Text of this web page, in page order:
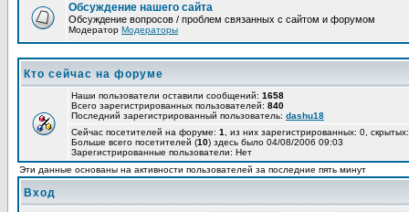
Обсуждение нашего сайта
Обсуждение вопросов / проблем связанных с сайтом и форумом
Модератор Модераторы
Кто сейчас на форуме
Наши пользователи оставили сообщений: 1658
Всего зарегистрированных пользователей: 840
Последний зарегистрированный пользователь: dashu18
Сейчас посетителей на форуме: 1
, из них зарегистрированных: 0,
Больше всего посетителей (10) здесь было 04/08/2006 09:03
Зарегистрированные пользователи: Нет
Эти данные основаны на активности пользователей за последние пять минут
Вход